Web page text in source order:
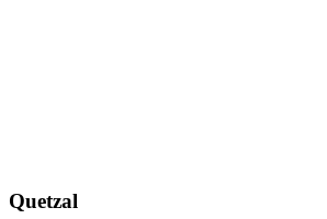
Quetzal